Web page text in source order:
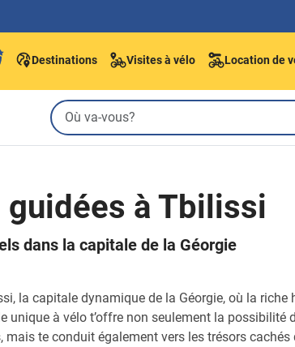
Destinations Visites à vélo Location de
à Tbilissi
dans la capitale de la Géorgie
la capitale dynamique de la Géorgie, où la
unique à vélo t’offre non seulement la possibilité
mais te conduit également vers les trésors